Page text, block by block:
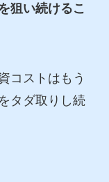
狙い続けるこ
コストはもう
タダ取りし続